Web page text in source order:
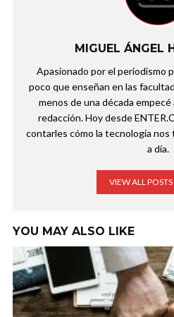
MIGUEL ÁNGEL
Apasionado por el periodismo
poco que enseñan en las
menos de una década
redacción. Hoy desde
contarles cómo la tecnología nos
a día.
VIEW ALL POSTS
YOU MAY ALSO LIKE